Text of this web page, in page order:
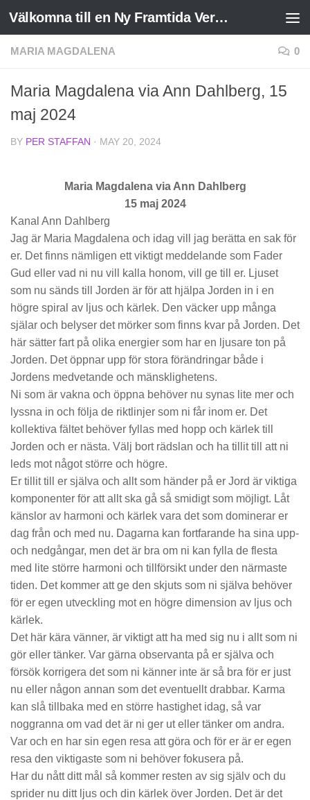
Skip to content Välkomna till en Ny Framtida Verklighet
MARIA MAGDALENA 0
Maria Magdalena via Ann Dahlberg, 15
maj 2024
BY PER STAFFAN · MAY 20, 2024
Maria Magdalena via Ann Dahlberg
15 maj 2024
Kanal Ann Dahlberg
Jag är Maria Magdalena och idag vill jag berätta en sak för
er. Det finns nämligen ett viktigt meddelande som Fader
Gud eller vad ni nu vill kalla honom, vill ge till er. Ljuset
som nu sänds till Jorden är för att hjälpa Jorden in i en
högre spiral av ljus och kärlek. Den väcker upp många
själar och belyser det mörker som finns kvar på Jorden. Det
här sätter fart på olika energier som har en ljusare ton på
Jorden. Det öppnar upp för stora förändringar både i
Jordens medvetande och mänsklighetens.
Ni som är vakna och öppna behöver nu synas lite mer och
lyssna in och följa de riktlinjer som ni får inom er. Det
kollektiva fältet behöver fyllas med hopp och kärlek till
Jorden och er nästa. Välj bort rädslan och ha tillit till att ni
leds mot något större och högre.
Er tillit till er själva och allt som händer på er Jord är viktiga
komponenter för att allt ska gå så smidigt som möjligt. Låt
känslor av harmoni och kärlek vara det som dominerar er
dag från och med nu. Dagarna kan fortfarande ha sina upp-
och nedgångar, men det är bra om ni kan fylla de flesta
med lite större harmoni och tillförsikt under den närmaste
tiden. Det kommer att ge den skjuts som ni själva behöver
för er egen utveckling mot en högre dimension av ljus och
kärlek.
Det här kära vänner, är viktigt att ha med sig nu i allt som ni
gör eller tänker. Var gärna observanta på er själva och
försök korrigera det som ni känner inte är så bra för er just
nu eller någon annan som det eventuellt drabbar. Karma
kan slå tillbaka med en större hastighet idag, så var
noggranna om vad det är ni ger ut eller tänker om andra.
Var och en har sin egen resa att göra och för er är er egen
resa den viktigaste som ni behöver fokusera på.
Har du nått ditt mål så kommer resten av sig själv och du
sprider nu ditt ljus och din kärlek över Jorden. Det är det